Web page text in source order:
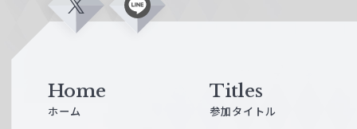
X L
i
Home
ホーム
Titles
参加タイトル